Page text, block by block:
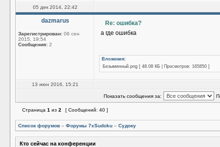
05 дек 2014, 22:42
dazmarus
Зарегистрирован: 06 сен
2015, 19:54
Сообщения: 2
Re: ошибка?
а где ошибка
Вложения:
Безымянный.png [ 48.08 КБ | Просмотров: 165850 ]
13 июн 2016, 15:21
Показать сообщения за:
Страница 1 из 2 [ Сообщений: 40 ]
Список форумов » Форумы 7xSudoku » Судоку
Кто сейчас на конференции